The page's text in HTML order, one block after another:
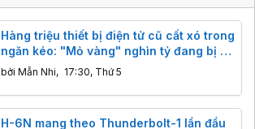
Hàng triệu thiết bị điện tử cũ cất xó trong
ngăn kéo: "Mỏ vàng" nghìn tỷ đang bị bỏ
quên
bởi Mẫn Nhi, 17:30, Thứ 5
H-6N mang theo Thunderbolt-1 lần đầu